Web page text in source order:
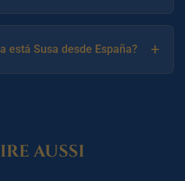
está Susa desde España? +
aussi